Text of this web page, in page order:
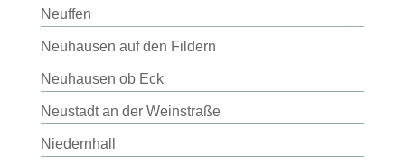
Neuffen
Neuhausen auf den Fildern
Neuhausen ob Eck
Neustadt an der Weinstraße
Niedernhall